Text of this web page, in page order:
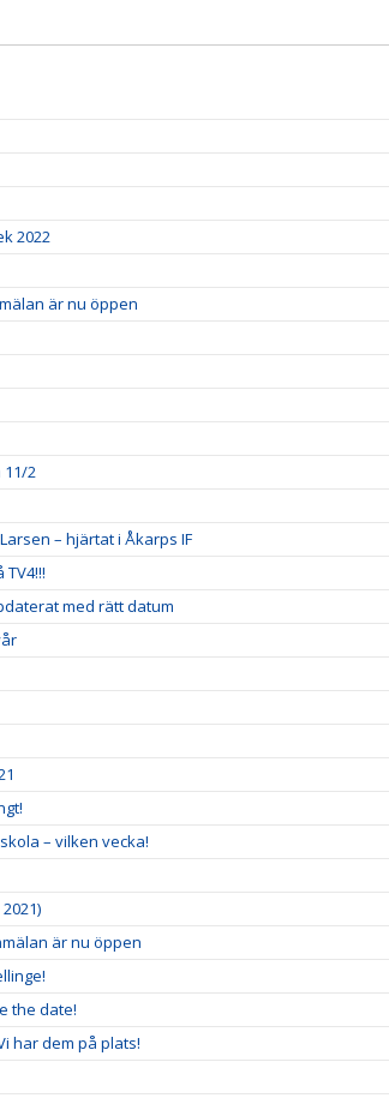
2022
är nu öppen
11/2
– hjärtat i Åkarps IF
med rätt datum
– vilken vecka!
är nu öppen
the date!
har dem på plats!